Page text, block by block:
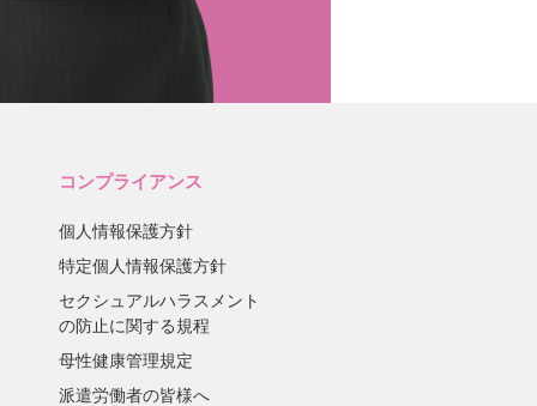
コンプライアンス
個人情報保護方針
特定個人情報保護方針
セクシュアルハラスメント
の防止に関する規程
母性健康管理規定
派遣労働者の皆様へ